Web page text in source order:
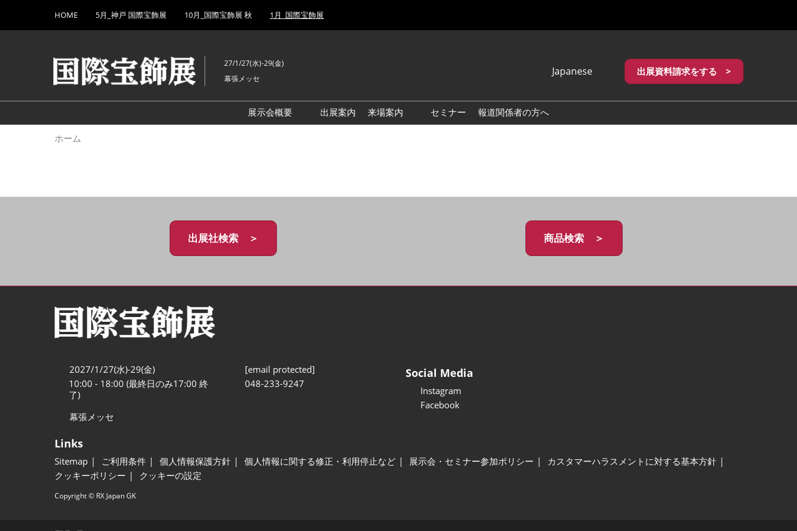
キ
し
て
to
HOME 5月_神戸 国際宝飾展 10月_国際宝飾展 秋 1月_国際宝飾展
27/1/27(水)-29(金)
幕張メッセ
Japanese
English
繁體中文
出展資料請求をする >
展示会概要
出展案内
来場案内
セミナー 報道関係者の方へ
ホーム
出展社検索 ＞ 商品検索 ＞
2027/1/27(水)-29(金)
10:00 - 18:00 (最終日のみ17:00 終
了)
幕張メッセ
[email protected]
048-233-9247
Social Media
Instagram
Facebook
Links
Sitemap ご利用条件 個人情報保護方針 個人情報に関する修正・利用停止など 展示会・セミナー参加ポリシー
カスタマーハラスメントに対する基本方針
クッキーポリシー
クッキーの設定
Copyright © RX Japan GK